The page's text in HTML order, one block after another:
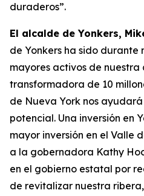
duraderos”.
El alcalde de Yonkers,
de Yonkers ha sido durante
mayores activos de nuestra
transformadora de 10
de Nueva York nos
potencial. Una inversión en
mayor inversión en el Valle
a la gobernadora Kathy
en el gobierno estatal por
de revitalizar nuestra